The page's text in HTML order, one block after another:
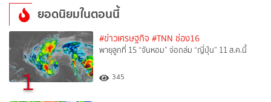
ยอดนิยมในตอนนี้
1
#ข่าวเศรษฐกิจ #TNN ช่อง16
พายุลูกที่ 15 “จันหอม” จ่อถล่ม “ญี่ปุ่น” 11 ส.ค.นี้
345